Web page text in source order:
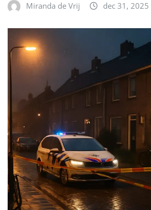
Miranda de Vrij dec 31, 2025